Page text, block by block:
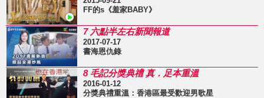
FF的s《羞家BABY》
7 六點半左右新聞報道
2017-07-17
書海恩仇錄
8 毛記分獎典禮 真．足本重溫
2016-01-12
分獎典禮重溫：香港區最受歡迎男歌星